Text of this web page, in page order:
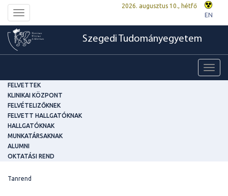
Toggle
navigation
2026. augusztus 10., hétfő
EN
Szegedi Tudományegyetem
FELVETTEK
KLINIKAI KÖZPONT
FELVÉTELIZŐKNEK
FELVETT HALLGATÓKNAK
HALLGATÓKNAK
MUNKATÁRSAKNAK
ALUMNI
OKTATÁSI REND
Tanrend